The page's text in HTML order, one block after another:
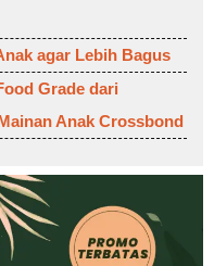
agar Lebih Bagus
Grade dari
Anak Crossbond